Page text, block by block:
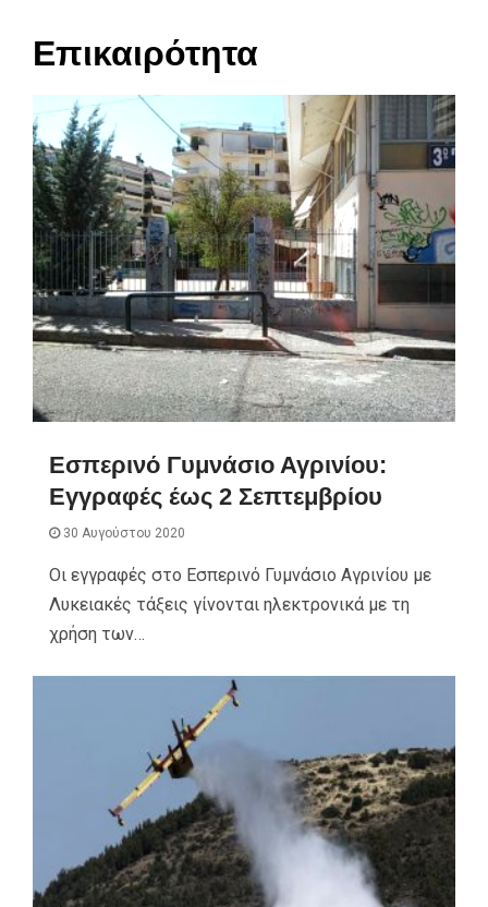
Επικαιρότητα
Εσπερινό Γυμνάσιο Αγρινίου:
Εγγραφές έως 2 Σεπτεμβρίου
30 Αυγούστου 2020
Οι εγγραφές στο Εσπερινό Γυμνάσιο Αγρινίου με
Λυκειακές τάξεις γίνονται ηλεκτρονικά με τη
χρήση των…